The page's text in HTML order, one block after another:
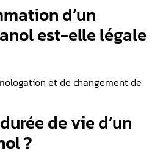
d’un
est-elle légale
et de changement de
de vie d’un
?